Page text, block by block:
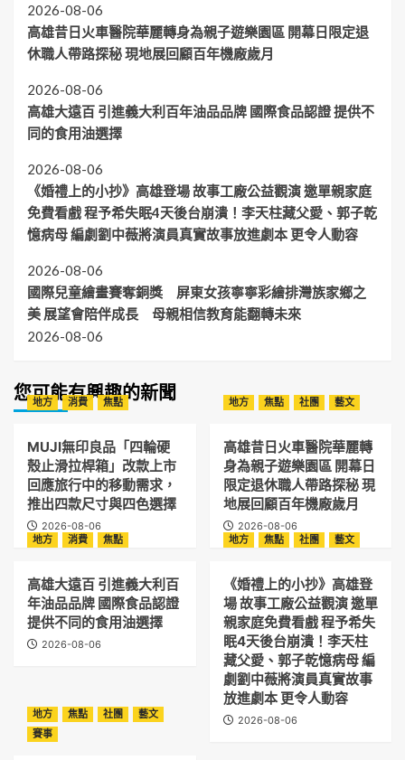
2026-08-06
高雄昔日火車醫院華麗轉身為親子遊樂園區 開幕日限定退
休職人帶路探秘 現地展回顧百年機廠歲月
2026-08-06
高雄大遠百 引進義大利百年油品品牌 國際食品認證 提供不
同的食用油選擇
2026-08-06
《婚禮上的小抄》高雄登場 故事工廠公益觀演 邀單親家庭
免費看戲 程予希失眠4天後台崩潰！李天柱藏父愛、郭子乾
憶病母 編劇劉中薇將演員真實故事放進劇本 更令人動容
2026-08-06
國際兒童繪畫賽奪銅獎 屏東女孩寧寧彩繪排灣族家鄉之
美 展望會陪伴成長 母親相信教育能翻轉未來
2026-08-06
您可能有興趣的新聞
地方 消費 焦點
MUJI無印良品「四輪硬
殼止滑拉桿箱」改款上市
回應旅行中的移動需求，
推出四款尺寸與四色選擇
2026-08-06
地方 焦點 社團 藝文
高雄昔日火車醫院華麗轉
身為親子遊樂園區 開幕日
限定退休職人帶路探秘 現
地展回顧百年機廠歲月
2026-08-06
地方
消費 焦點
高雄大遠百 引進義大利百
年油品品牌 國際食品認證
提供不同的食用油選擇
2026-08-06
地方 焦點 社團 藝文
《婚禮上的小抄》高雄登
場 故事工廠公益觀演 邀單
親家庭免費看戲 程予希失
眠4天後台崩潰！李天柱
藏父愛、郭子乾憶病母 編
劇劉中薇將演員真實故事
放進劇本 更令人動容
2026-08-06
地方 焦點 社團
藝文
賽事